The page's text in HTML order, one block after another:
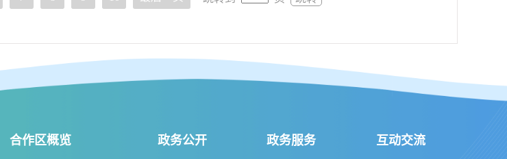
合作区概览 政务公开 政务服务 互动交流